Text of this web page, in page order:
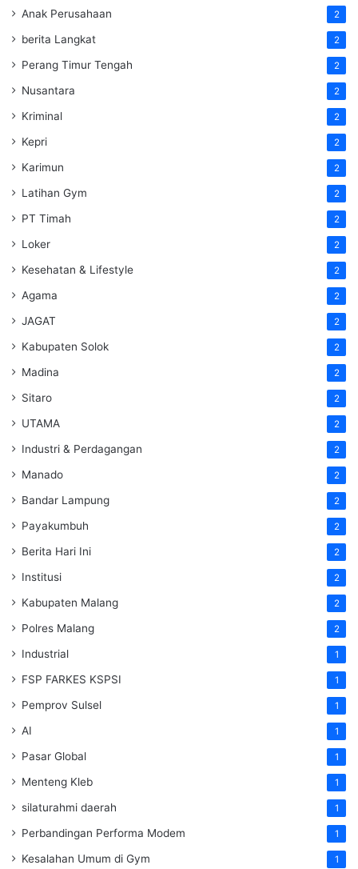
Anak Perusahaan 2
berita Langkat 2
Perang Timur Tengah 2
Nusantara 2
Kriminal 2
Kepri 2
Karimun 2
Latihan Gym 2
PT Timah 2
Loker 2
Kesehatan & Lifestyle 2
Agama 2
JAGAT 2
Kabupaten Solok 2
Madina 2
Sitaro 2
UTAMA 2
Industri & Perdagangan 2
Manado 2
Bandar Lampung 2
Payakumbuh 2
Berita Hari Ini 2
Institusi 2
Kabupaten Malang 2
Polres Malang 2
Industrial 1
FSP FARKES KSPSI 1
Pemprov Sulsel 1
AI 1
Pasar Global 1
Menteng Kleb 1
silaturahmi daerah 1
Perbandingan Performa Modem 1
Kesalahan Umum di Gym 1